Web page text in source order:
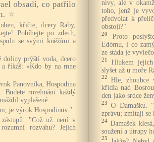
obsadí, co patřilo
☆
křičte, dcery Raby,
Pobíhejte po zdech,
se svými kněžími a
doliny prýští voda, dcero
a říkáš: »Kdo by na mne
Panovníka, Hospodina
Budete rozehnáni každý
vyplašené.
je výrok Hospodinův."
"Což už není v
rozvahu? Jejich
nivy, ale v
toho, jenž je
předvolat k
obstojí?"
20
Proto
Edómu, i co
ze stáda je
21
Hlukem
slyšet až u moře
22
Hle, zhoubce
křídla nad
den jako srdce
23
O Damašku.
zprávu; zmítají se
24 Damašek
soužení a útrapy
25